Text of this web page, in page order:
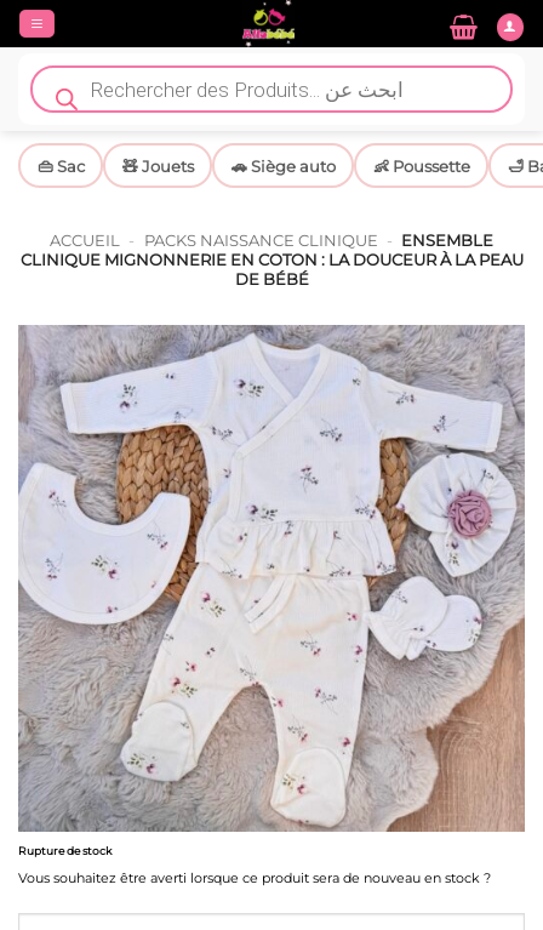
Passer
contenu
Recherche
de
produits
👜 Sac 🧸 Jouets 🚗 Siège auto 👶 Poussette 🛁
ACCUEIL - PACKS NAISSANCE CLINIQUE - ENSEMBLE
CLINIQUE MIGNONNERIE EN COTON : LA DOUCEUR À LA PEAU
DE BÉBÉ
Rupture de stock
Vous souhaitez être averti lorsque ce produit sera de nouveau en stock ?